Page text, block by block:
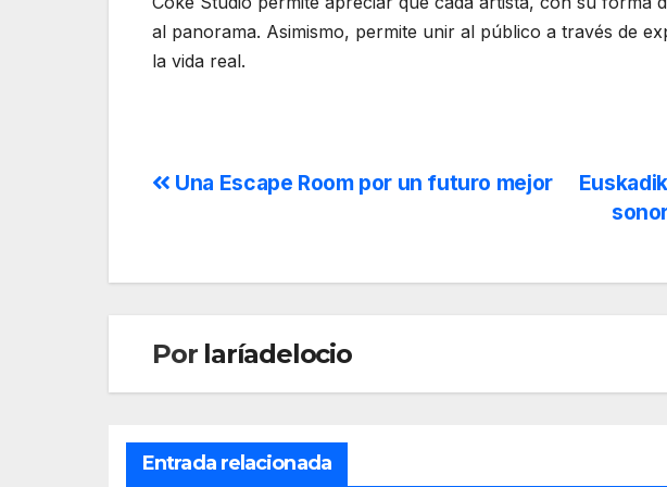
al panorama. Asimismo, permite unir al público a través de
la vida real.
Una Escape Room por un futuro mejor
Por laríadelocio
Entrada relacionada